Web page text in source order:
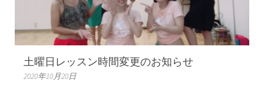
土曜日レッスン時間変更のお知らせ
2020年10月20日